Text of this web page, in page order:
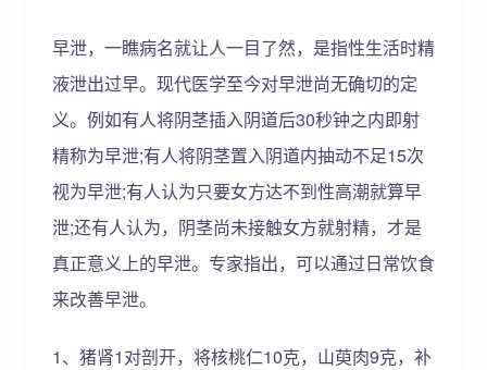
早泄，一瞧病名就让人一目了然，是指性生活时精
液泄出过早。现代医学至今对早泄尚无确切的定
义。例如有人将阴茎插入阴道后30秒钟之内即射
精称为早泄;有人将阴茎置入阴道内抽动不足15次
视为早泄;有人认为只要女方达不到性高潮就算早
泄;还有人认为，阴茎尚未接触女方就射精，才是
真正意义上的早泄。专家指出，可以通过日常饮食
来改善早泄。
1、猪肾1对剖开，将核桃仁10克，山萸肉9克，补